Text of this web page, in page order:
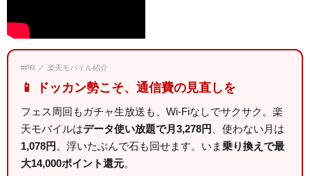
#PR ／ 楽天モバイル紹介
📱 ドッカン勢こそ、通信費の見直しを
フェス周回もガチャ生放送も、Wi-Fiなしでサクサク。楽
天モバイルはデータ使い放題で月3,278円
、使わない月は
1,078円 。浮いたぶんで石も回せます。いま乗り換えで最
大14,000ポイント還元。